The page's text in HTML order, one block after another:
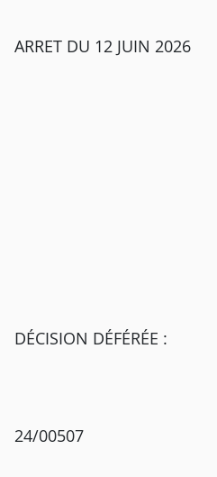
ARRET DU 12 JUIN 2026
DÉCISION DÉFÉRÉE :
24/00507